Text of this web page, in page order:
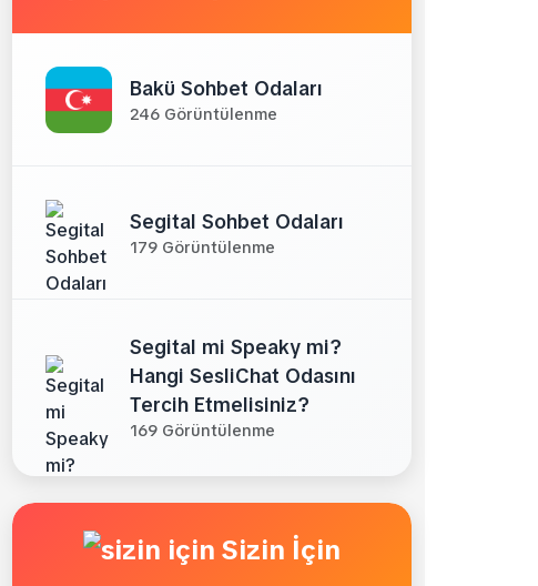
Bakü Sohbet Odaları
246 Görüntülenme
Segital Sohbet Odaları
179 Görüntülenme
Segital mi Speaky mi?
Hangi SesliChat Odasını
Tercih Etmelisiniz?
169 Görüntülenme
Sizin İçin